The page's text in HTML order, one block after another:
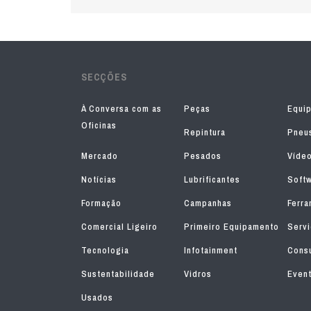
SECÇÕES
À Conversa com as
Oficinas
Peças
Repintura
Mercado
Pesados
Notícias
Lubrificantes
Formação
Campanhas
Comercial Ligeiro
Primeiro Equipamento
Tecnologia
Infotainment
Sustentabilidade
Vidros
Usados